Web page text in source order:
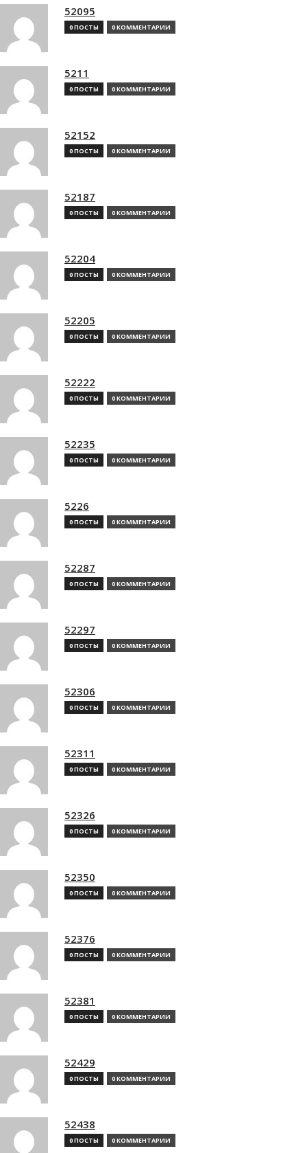
52095
0 ПОСТЫ 0 КОММЕНТАРИИ
5211
0 ПОСТЫ 0 КОММЕНТАРИИ
52152
0 ПОСТЫ 0 КОММЕНТАРИИ
52187
0 ПОСТЫ 0 КОММЕНТАРИИ
52204
0 ПОСТЫ 0 КОММЕНТАРИИ
52205
0 ПОСТЫ 0 КОММЕНТАРИИ
52222
0 ПОСТЫ 0 КОММЕНТАРИИ
52235
0 ПОСТЫ 0 КОММЕНТАРИИ
5226
0 ПОСТЫ 0 КОММЕНТАРИИ
52287
0 ПОСТЫ 0 КОММЕНТАРИИ
52297
0 ПОСТЫ 0 КОММЕНТАРИИ
52306
0 ПОСТЫ 0 КОММЕНТАРИИ
52311
0 ПОСТЫ 0 КОММЕНТАРИИ
52326
0 ПОСТЫ 0 КОММЕНТАРИИ
52350
0 ПОСТЫ 0 КОММЕНТАРИИ
52376
0 ПОСТЫ 0 КОММЕНТАРИИ
52381
0 ПОСТЫ 0 КОММЕНТАРИИ
52429
0 ПОСТЫ 0 КОММЕНТАРИИ
52438
0 ПОСТЫ 0 КОММЕНТАРИИ